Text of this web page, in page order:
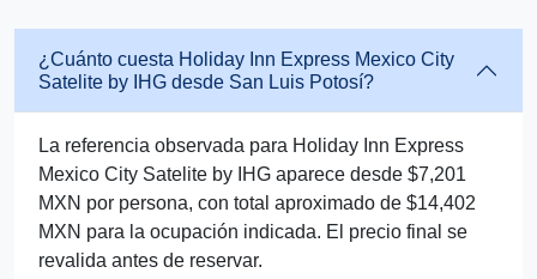
¿Cuánto cuesta Holiday Inn Express Mexico City
Satelite by IHG desde San Luis Potosí?
La referencia observada para Holiday Inn Express
Mexico City Satelite by IHG aparece desde $7,201
MXN por persona, con total aproximado de $14,402
MXN para la ocupación indicada. El precio final se
revalida antes de reservar.